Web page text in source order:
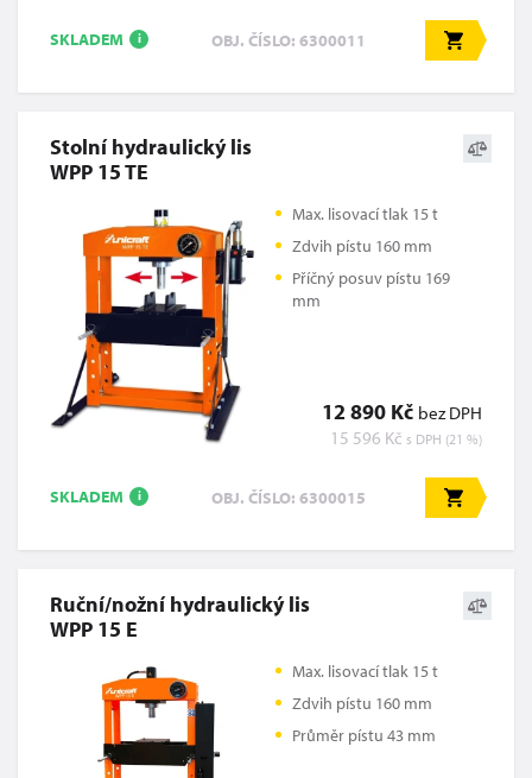
SKLADEM i OBJ. ČÍSLO: 6300011
Stolní hydraulický lis
WPP 15 TE
Max. lisovací tlak 15 t
Zdvih pístu 160 mm
Příčný posuv pístu 169
mm
12 890 Kč bez DPH
15 596 Kč s DPH (21 %)
SKLADEM i OBJ. ČÍSLO: 6300015
Ruční/nožní hydraulický lis
WPP 15 E
Max. lisovací tlak 15 t
Zdvih pístu 160 mm
Průměr pístu 43 mm